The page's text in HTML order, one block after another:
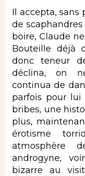
Il accepta, sans
de scaphandres
boire, Claude
Bouteille déjà
donc teneur
déclina, on
continua de
parfois pour lui
bribes, une
plus,
érotisme
atmosphère
androgyne,
bizarre au